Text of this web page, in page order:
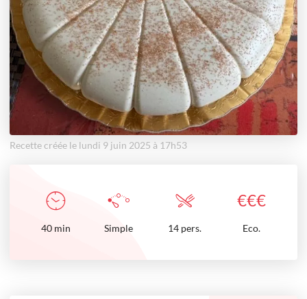
Recette créée le lundi 9 juin 2025 à 17h53
€€€
40 min Simple 14 pers. Eco.